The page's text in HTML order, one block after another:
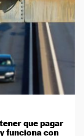
que pagar
funciona con